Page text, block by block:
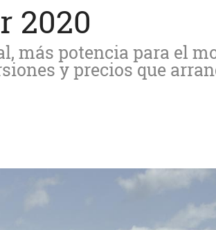
2020
más potencia para el
y precios que